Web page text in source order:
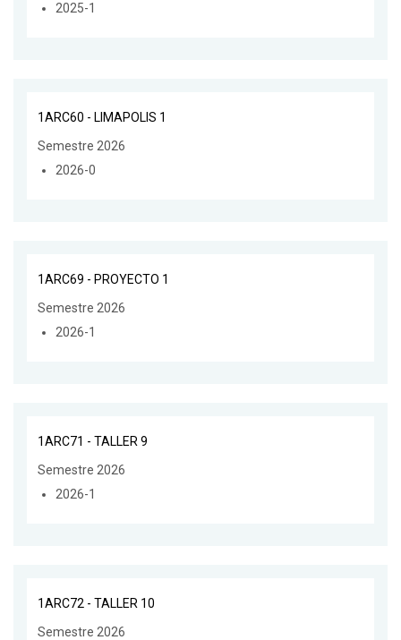
2025-1
1ARC60 - LIMAPOLIS 1
Semestre 2026
2026-0
1ARC69 - PROYECTO 1
Semestre 2026
2026-1
1ARC71 - TALLER 9
Semestre 2026
2026-1
1ARC72 - TALLER 10
Semestre 2026